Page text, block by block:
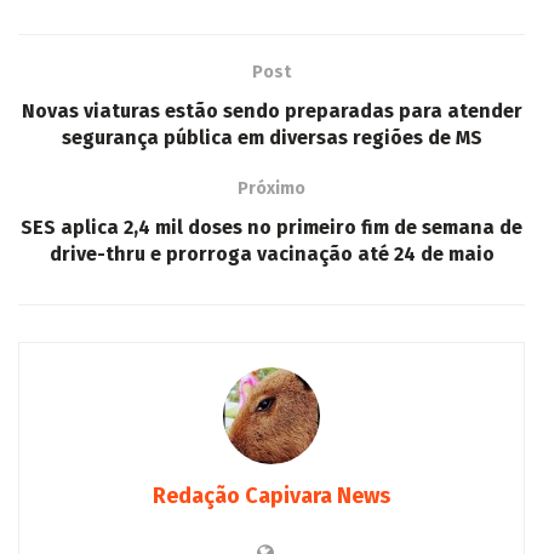
Post
Novas viaturas estão sendo preparadas para atender
segurança pública em diversas regiões de MS
Próximo
SES aplica 2,4 mil doses no primeiro fim de semana de
drive-thru e prorroga vacinação até 24 de maio
Redação Capivara News